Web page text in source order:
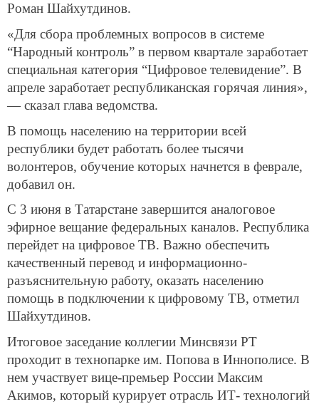
Роман Шайхутдинов.
«Для сбора проблемных вопросов в системе
“Народный контроль” в первом квартале заработает
специальная категория “Цифровое телевидение”. В
апреле заработает республиканская горячая линия»,
— сказал глава ведомства.
В помощь населению на территории всей
республики будет работать более тысячи
волонтеров, обучение которых начнется в феврале,
добавил он.
С 3 июня в Татарстане завершится аналоговое
эфирное вещание федеральных каналов. Республика
перейдет на цифровое ТВ. Важно обеспечить
качественный перевод и информационно-
разъяснительную работу, оказать населению
помощь в подключении к цифровому ТВ, отметил
Шайхутдинов.
Итоговое заседание коллегии Минсвязи РТ
проходит в технопарке им. Попова в Иннополисе. В
нем участвует вице-премьер России Максим
Акимов, который курирует отрасль ИТ- технологий